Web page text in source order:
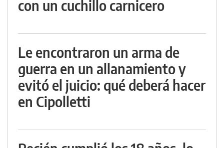
con un cuchillo carnicero
Le encontraron un arma de
guerra en un allanamiento y
evitó el juicio: qué deberá hacer
en Cipolletti